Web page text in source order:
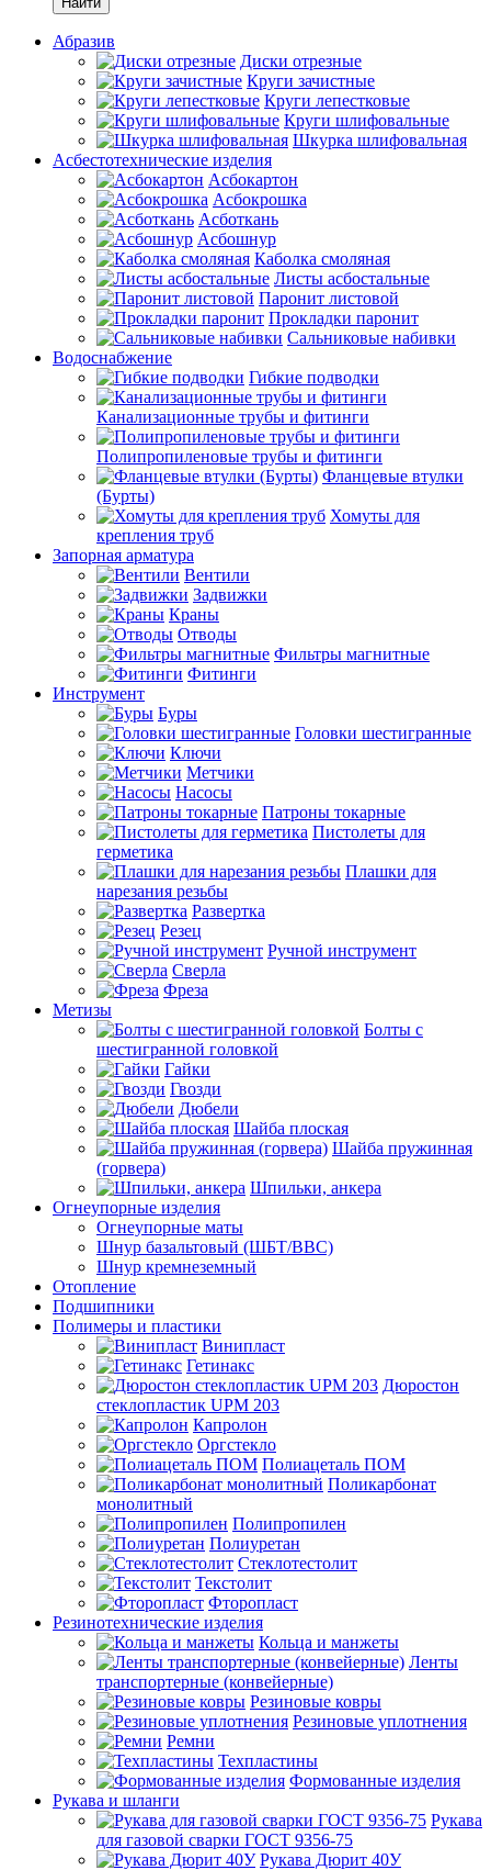
Абразив
Диски отрезные
Круги зачистные
Круги лепестковые
Круги шлифовальные
Шкурка шлифовальная
Асбестотехнические изделия
Асбокартон
Асбокрошка
Асботкань
Асбошнур
Каболка смоляная
Листы асбостальные
Паронит листовой
Прокладки паронит
Сальниковые набивки
Водоснабжение
Гибкие подводки
Канализационные трубы и фитинги
Полипропиленовые трубы и фитинги
Фланцевые втулки
(Бурты)
Хомуты для
крепления труб
Запорная арматура
Вентили
Задвижки
Краны
Отводы
Фильтры магнитные
Фитинги
Инструмент
Буры
Головки шестигранные
Ключи
Метчики
Насосы
Патроны токарные
Пистолеты для
герметика
Плашки для
нарезания резьбы
Развертка
Резец
Ручной инструмент
Сверла
Фреза
Метизы
Болты с
шестигранной головкой
Гайки
Гвозди
Дюбели
Шайба плоская
Шайба пружинная
(горвера)
Шпильки, анкера
Огнеупорные изделия
Огнеупорные маты
Шнур базальтовый (ШБТ/ВВС)
Шнур кремнеземный
Отопление
Подшипники
Полимеры и пластики
Винипласт
Гетинакс
Дюростон
стеклопластик UPM 203
Капролон
Оргстекло
Полиацеталь ПОМ
Поликарбонат
монолитный
Полипропилен
Полиуретан
Стеклотестолит
Текстолит
Фторопласт
Резинотехнические изделия
Кольца и манжеты
Ленты
транспортерные (конвейерные)
Резиновые ковры
Резиновые уплотнения
Ремни
Техпластины
Формованные изделия
Рукава и шланги
Рукава
для газовой сварки ГОСТ 9356-75
Рукава Дюрит 40У